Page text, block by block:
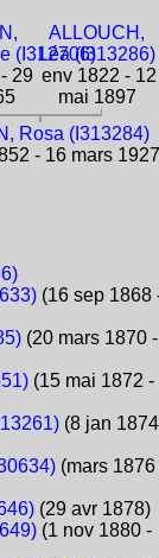
(I312706)
29
ALLOUCH,
Léa (I313286)
env 1822 - 12
mai 1897
Rosa (I313284)
- 16 mars 1927
(16 sep 1868
(20 mars 1870 -
(15 mai 1872 -
(8 jan
(mars 1876
(29 avr 1878)
(1 nov 1880 -